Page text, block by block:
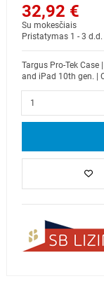
32,92 €
Su mokesčiais
Pristatymas 1 - 3 d.d.
Targus Pro-Tek Case
and iPad 10th gen. |